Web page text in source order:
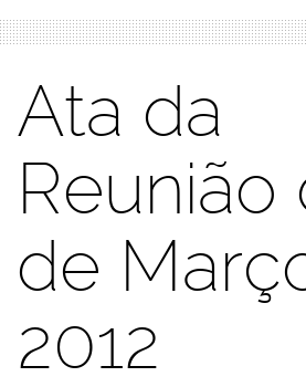
Ata da
Reunião
de
2012